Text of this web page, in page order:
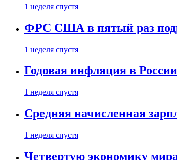
1 неделя спустя
ФРС США в пятый раз
1 неделя спустя
Годовая инфляция в
1 неделя спустя
Средняя начисленная
1 неделя спустя
Четвертую экономику